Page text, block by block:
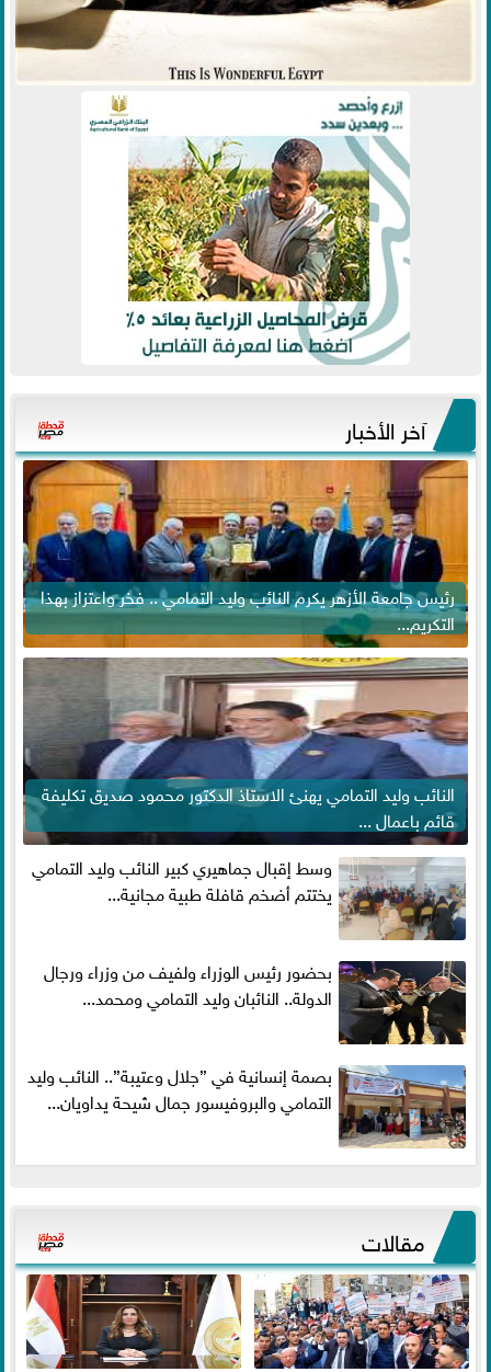
آخر الأخبار
رئيس جامعة الأزهر يكرم النائب وليد التمامي .. فخر واعتزاز بهذا
التكريم...
النائب وليد التمامي يهنئ الاستاذ الدكتور محمود صديق تكليفة
قائم باعمال ...
وسط إقبال جماهيري كبير النائب وليد التمامي
يختتم أضخم قافلة طبية مجانية...
بحضور رئيس الوزراء ولفيف من وزراء ورجال
الدولة.. النائبان وليد التمامي ومحمد...
بصمة إنسانية في ”جلال وعتيبة”.. النائب وليد
التمامي والبروفيسور جمال شيحة يداويان...
مقالات